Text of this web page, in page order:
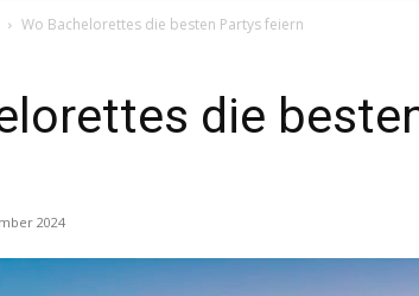
Wo Bachelorettes die besten Partys feiern
die
2024